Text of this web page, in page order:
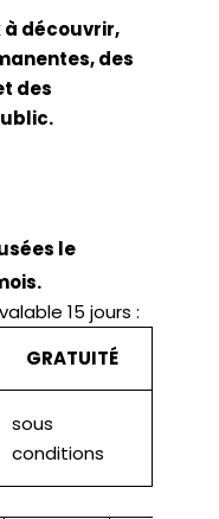
découvrir,
des
des
le
15 jours :
GRATUITÉ
sous
conditions